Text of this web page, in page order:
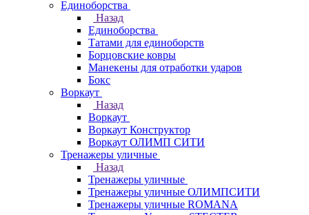
Единоборства
Назад
Единоборства
Татами для единоборств
Борцовские ковры
Манекены для отработки ударов
Бокс
Воркаут
Назад
Воркаут
Воркаут Конструктор
Воркаут ОЛИМП СИТИ
Тренажеры уличные
Назад
Тренажеры уличные
Тренажеры уличные ОЛИМПСИТИ
Тренажеры уличные ROMANA